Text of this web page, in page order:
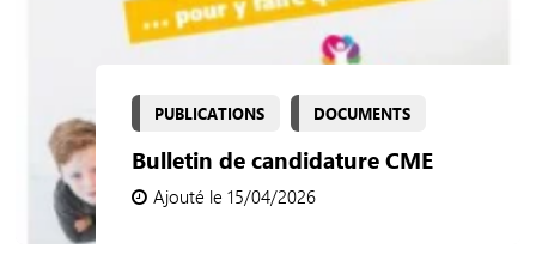
PUBLICATIONS DOCUMENTS
Bulletin de candidature CME
Ajouté le 15/04/2026